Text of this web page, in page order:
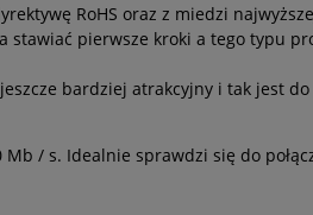
RoHS oraz z miedzi
stawiać pierwsze kroki a tego typu
bardziej atrakcyjny i tak jest
/ s. Idealnie sprawdzi się do